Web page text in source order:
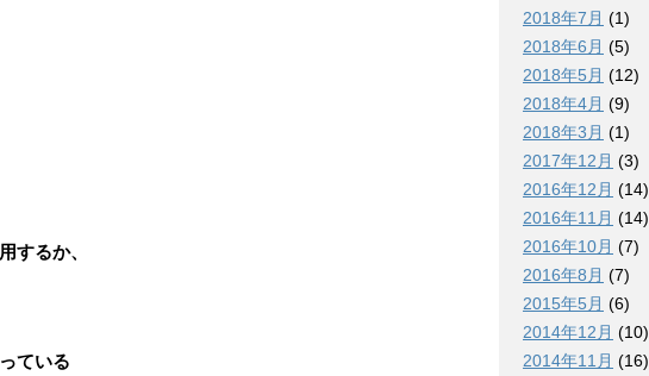
するか、
ている
2018年7月 (1)
2018年6月 (5)
2018年5月 (12)
2018年4月 (9)
2018年3月 (1)
2017年12月 (3)
2016年12月 (14)
2016年11月 (14)
2016年10月 (7)
2016年8月 (7)
2015年5月 (6)
2014年12月 (10)
2014年11月 (16)